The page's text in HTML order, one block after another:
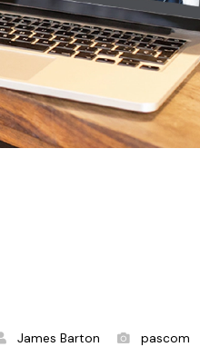
James Barton pascom